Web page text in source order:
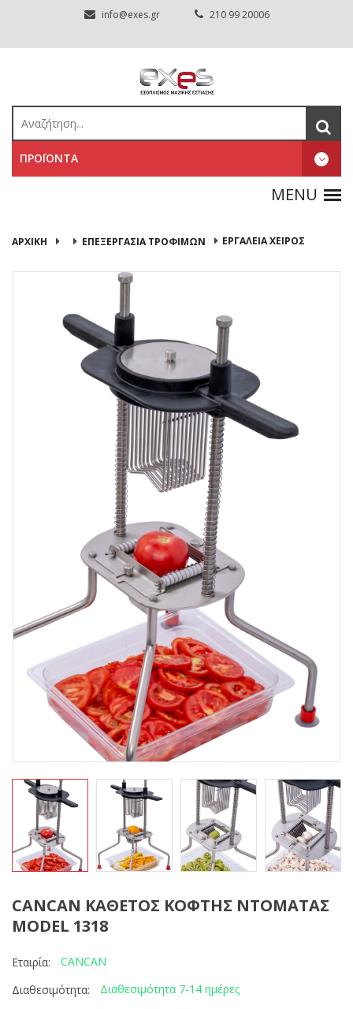
info@exes.gr 210 99 20006
ΠΡΟΪΟΝΤΑ
ΑΡΧΙΚΉ ΕΠΕΞΕΡΓΑΣΙΑ ΤΡΟΦΙΜΩΝ ΕΡΓΑΛΕΙΑ ΧΕΙΡΟΣ
CANCAN ΚΑΘΕΤΟΣ ΚΟΦΤΗΣ ΝΤΟΜΑΤΑΣ
MODEL 1318
Εταιρία:
CANCAN
Διαθεσιμότητα:
Διαθεσιμότητα 7-14 ημέρες